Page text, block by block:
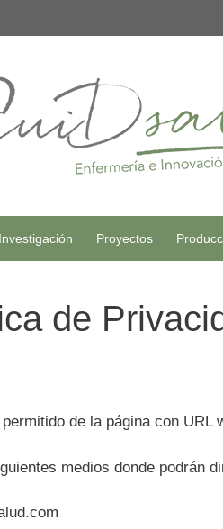
Proyectos
de
de la página con URL
medios donde podrán